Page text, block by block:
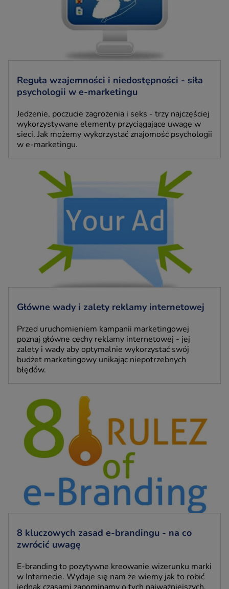
Reguła wzajemności i niedostępności - siła
psychologii w e-marketingu
Jedzenie, poczucie zagrożenia i seks - trzy najczęściej
wykorzystywane elementy przyciągające uwagę w
sieci. Jak możemy wykorzystać znajomość psychologii
w e-marketingu.
Główne wady i zalety reklamy internetowej
Przed uruchomieniem kampanii marketingowej
poznaj główne cechy reklamy internetowej - jej
zalety i wady aby optymalnie wykorzystać swój
budżet marketingowy unikając niepotrzebnych
błędów.
8 kluczowych zasad e-brandingu - na co
zwrócić uwagę
E-branding to pozytywne kreowanie wizerunku marki
w Internecie. Wydaje się nam że wiemy jak to robić